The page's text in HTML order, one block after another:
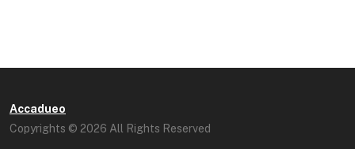
Accadueo
Copyrights © 2026 All Rights Reserved